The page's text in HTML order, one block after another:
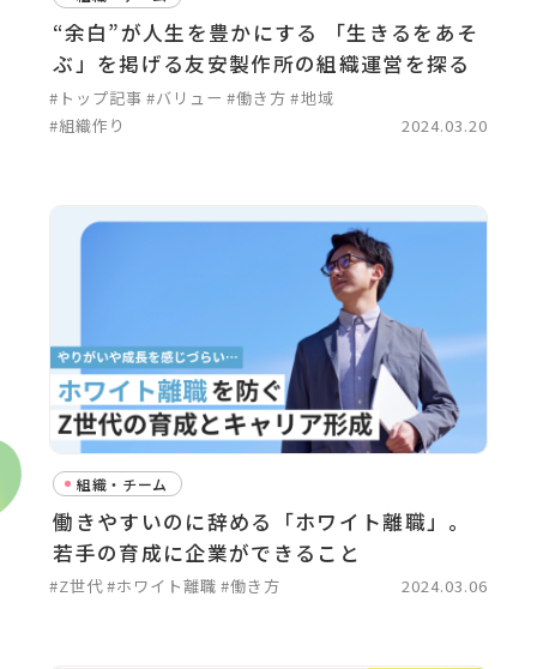
“余白”が人生を豊かにする 「生きるをあそ
ぶ」を掲げる友安製作所の組織運営を探る
#トップ記事 #バリュー #働き方 #地域
#組織作り
2024.03.20
組織・チーム
働きやすいのに辞める「ホワイト離職」。
若手の育成に企業ができること
#Z世代#ホワイト離職 #働き方 2024.03.06